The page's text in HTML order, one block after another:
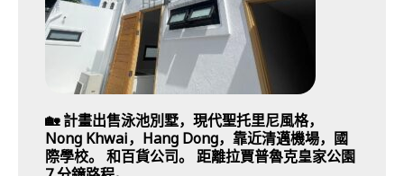
🏡 計畫出售泳池別墅，現代聖托里尼風格，
Nong Khwai，Hang Dong，靠近清邁機場，國
際學校。 和百貨公司。 距離拉賈普魯克皇家公園